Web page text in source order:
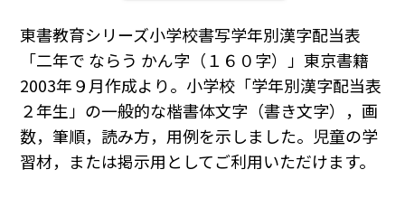
東書教育シリーズ小学校書写学年別漢字配当表
「二年で ならう かん字（１６０字）」東京書籍
2003年９月作成より。小学校「学年別漢字配当表
２年生」の一般的な楷書体文字（書き文字），画
数，筆順，読み方，用例を示しました。児童の学
習材，または掲示用としてご利用いただけます。